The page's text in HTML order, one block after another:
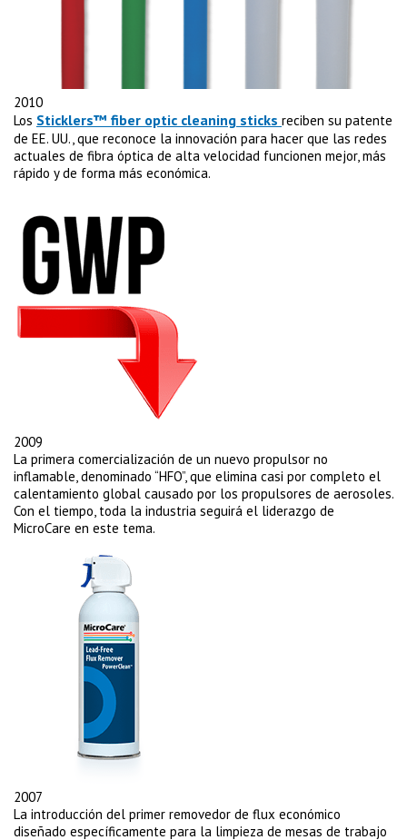
2010
Los Sticklers™ fiber optic cleaning sticks reciben su patente
de EE. UU., que reconoce la innovación para hacer que las redes
actuales de fibra óptica de alta velocidad funcionen mejor, más
rápido y de forma más económica.
2009
La primera comercialización de un nuevo propulsor no
inflamable, denominado “HFO”, que elimina casi por completo el
calentamiento global causado por los propulsores de aerosoles.
Con el tiempo, toda la industria seguirá el liderazgo de
MicroCare en este tema.
2007
La introducción del primer removedor de flux económico
diseñado específicamente para la limpieza de mesas de trabajo